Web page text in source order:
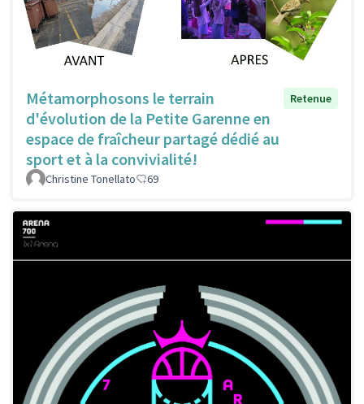
Métamorphosons le terrain
d'évolution de la Petite Garenne en
espace de fraîcheur partagé dédié au
sport et à la convivialité!
Retenue
Christine Tonellato 69